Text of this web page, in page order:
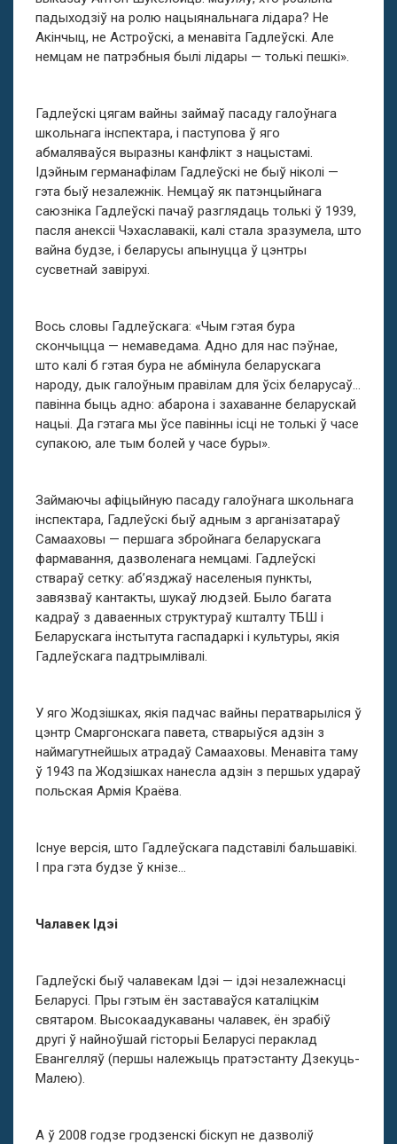
падыходзіў на ролю нацыянальнага лідара? Не
Акінчыц, не Астроўскі, а менавіта Гадлеўскі. Але
немцам не патрэбныя былі лідары — толькі пешкі».
Гадлеўскі цягам вайны займаў пасаду галоўнага
школьнага інспектара, і паступова ў яго
абмаляваўся выразны канфлікт з нацыстамі.
Ідэйным германафілам Гадлеўскі не быў ніколі —
гэта быў незалежнік. Немцаў як патэнцыйнага
саюзніка Гадлеўскі пачаў разглядаць толькі ў 1939,
пасля анексіі Чэхаславакіі, калі стала зразумела, што
вайна будзе, і беларусы апынуцца ў цэнтры
сусветнай завірухі.
Вось словы Гадлеўскага: «Чым гэтая бура
скончыцца — немаведама. Адно для нас пэўнае,
што калі б гэтая бура не абмінула беларускага
народу, дык галоўным правілам для ўсіх беларусаў…
павінна быць адно: абарона і захаванне беларускай
нацыі. Да гэтага мы ўсе павінны ісці не толькі ў часе
супакою, але тым болей у часе буры».
Займаючы афіцыйную пасаду галоўнага школьнага
інспектара, Гадлеўскі быў адным з арганізатараў
Самааховы — першага збройнага беларускага
фармавання, дазволенага немцамі. Гадлеўскі
ствараў сетку: аб’язджаў населеныя пункты,
завязваў кантакты, шукаў людзей. Было багата
кадраў з даваенных структураў кшталту ТБШ і
Беларускага інстытута гаспадаркі і культуры, якія
Гадлеўскага падтрымлівалі.
У яго Жодзішках, якія падчас вайны ператварыліся ў
цэнтр Смаргонскага павета, стварыўся адзін з
наймагутнейшых атрадаў Самааховы. Менавіта таму
ў 1943 па Жодзішках нанесла адзін з першых удараў
польская Армія Краёва.
Існуе версія, што Гадлеўскага падставілі бальшавікі.
І пра гэта будзе ў кнізе…
Чалавек Ідэі
Гадлеўскі быў чалавекам Ідэі — ідэі незалежнасці
Беларусі. Пры гэтым ён заставаўся каталіцкім
святаром. Высокаадукаваны чалавек, ён зрабіў
другі ў найноўшай гісторыі Беларусі пераклад
Евангелляў (першы належыць пратэстанту Дзекуць-
Малею).
А ў 2008 годзе гродзенскі біскуп не дазволіў